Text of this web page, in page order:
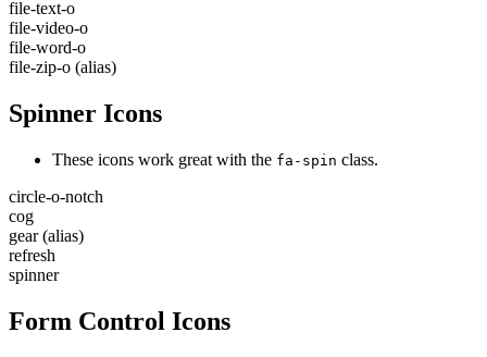
file-text-o
file-video-o
file-word-o
file-zip-o (alias)
Spinner Icons
These icons work great with the fa-spin class.
circle-o-notch
cog
gear(alias)
refresh
spinner
Form Control Icons